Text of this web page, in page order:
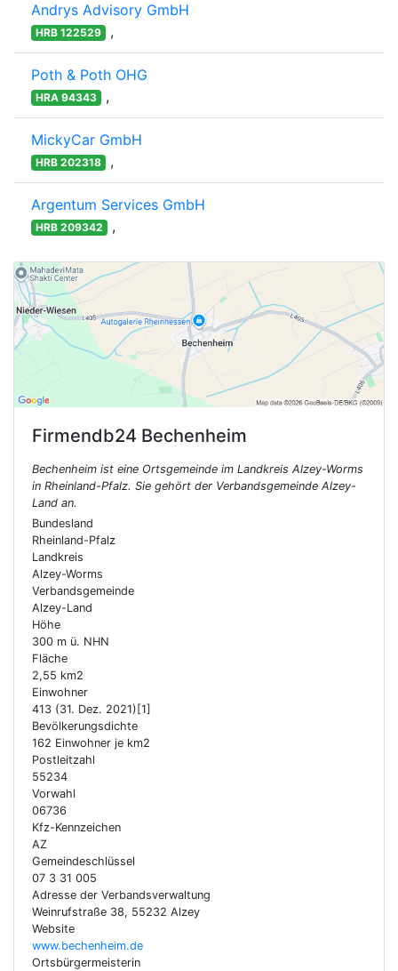
Andrys Advisory GmbH
HRB 122529 ,
Poth & Poth OHG
HRA 94343 ,
MickyCar GmbH
HRB 202318 ,
Argentum Services GmbH
HRB 209342 ,
Firmendb24 Bechenheim
Bechenheim ist eine Ortsgemeinde im Landkreis Alzey-Worms
in Rheinland-Pfalz. Sie gehört der Verbandsgemeinde Alzey-
Land an.
Bundesland
Rheinland-Pfalz
Landkreis
Alzey-Worms
Verbandsgemeinde
Alzey-Land
Höhe
300 m ü. NHN
Fläche
2,55 km2
Einwohner
413 (31. Dez. 2021)[1]
Bevölkerungsdichte
162 Einwohner je km2
Postleitzahl
55234
Vorwahl
06736
Kfz-Kennzeichen
AZ
Gemeindeschlüssel
07 3 31 005
Adresse der Verbandsverwaltung
Weinrufstraße 38, 55232 Alzey
Website
www.bechenheim.de
Ortsbürgermeisterin